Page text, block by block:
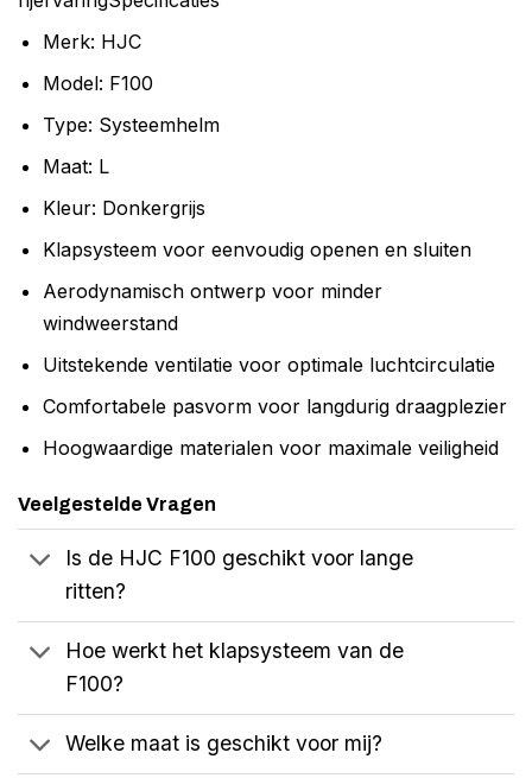
Merk: HJC
Model: F100
Type: Systeemhelm
Maat: L
Kleur: Donkergrijs
Klapsysteem voor eenvoudig openen en sluiten
Aerodynamisch ontwerp voor minder
windweerstand
Uitstekende ventilatie voor optimale luchtcirculatie
Comfortabele pasvorm voor langdurig draagplezier
Hoogwaardige materialen voor maximale veiligheid
Veelgestelde Vragen
Is de HJC F100 geschikt voor lange
ritten?
Hoe werkt het klapsysteem van de
F100?
Welke maat is geschikt voor mij?